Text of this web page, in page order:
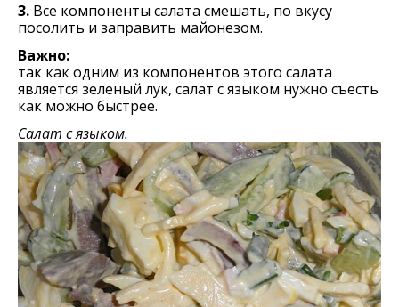
3. Все компоненты салата смешать, по вкусу
посолить и заправить майонезом.
Важно:
так как одним из компонентов этого салата
является зеленый лук, салат с языком нужно съесть
как можно быстрее.
Салат с языком.